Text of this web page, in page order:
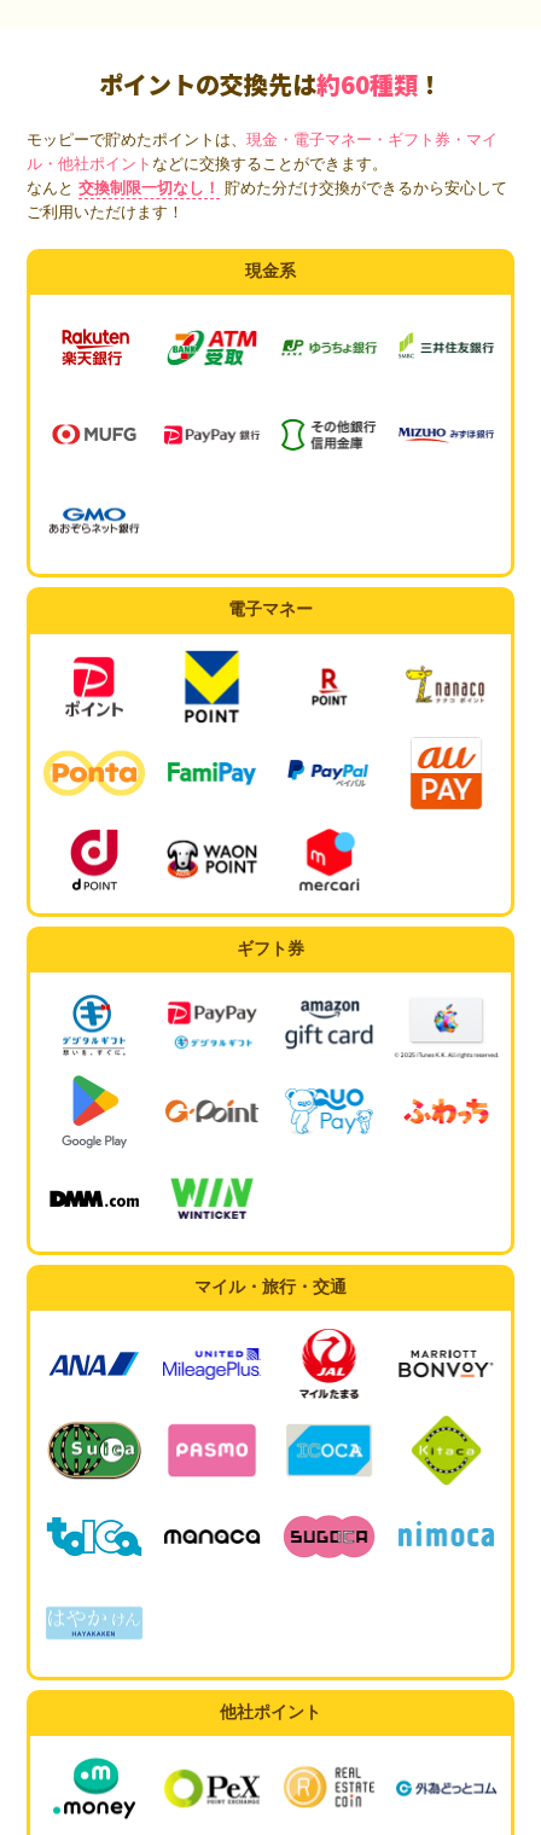
ポイントの交換先は約60種類 ！
モッピーで貯めたポイントは、現金・電子マネー・ギフト券・マイ
ル・他社ポイントなどに交換することができます。
なんと 交換制限一切なし！
貯めた分だけ交換ができるから安心して
ご利用いただけます！
現金系
電子マネー
ギフト券
マイル・旅行・交通
他社ポイント